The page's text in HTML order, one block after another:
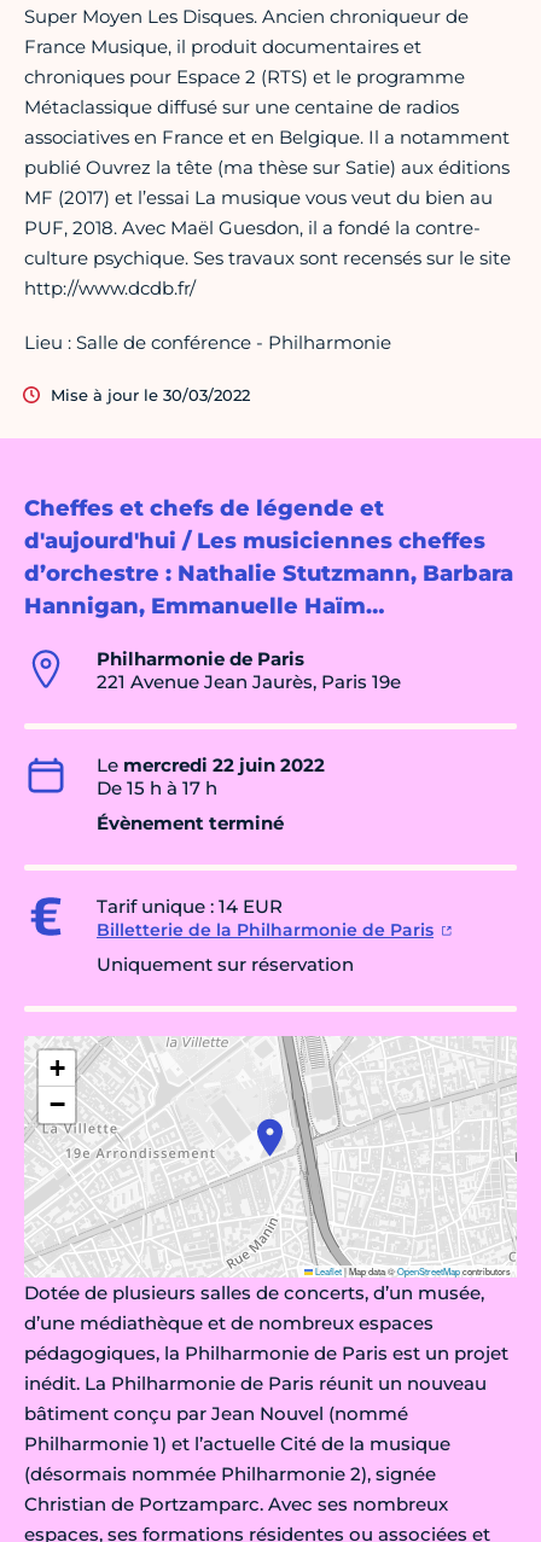
Cheffes et chefs de légende et
d'aujourd'hui / Les musiciennes cheffes
d’orchestre : Nathalie Stutzmann, Barbara
Hannigan, Emmanuelle Haïm…
Philharmonie de Paris
221 Avenue Jean Jaurès, Paris 19e
Le mercredi 22 juin 2022
De 15 h à 17 h
Évènement terminé
Tarif unique : 14 EUR
Billetterie de la Philharmonie de Paris
Uniquement sur réservation
+
−
Leaflet|Map data ©OpenStreetMapcontributors
Dotée de plusieurs salles de concerts, d’un musée,
d’une médiathèque et de nombreux espaces
pédagogiques, la Philharmonie de Paris est un projet
inédit. La Philharmonie de Paris réunit un nouveau
bâtiment conçu par Jean Nouvel (nommé
Philharmonie 1) et l’actuelle Cité de la musique
(désormais nommée Philharmonie 2), signée
Christian de Portzamparc. Avec ses nombreux
espaces, ses formations résidentes ou associées et
Super Moyen Les Disques. Ancien chroniqueur de
France Musique, il produit documentaires et
chroniques pour Espace 2 (RTS) et le programme
Métaclassique diffusé sur une centaine de radios
associatives en France et en Belgique. Il a notamment
publié Ouvrez la tête (ma thèse sur Satie) aux éditions
MF (2017) et l’essai La musique vous veut du bien au
PUF, 2018. Avec Maël Guesdon, il a fondé la contre-
culture psychique. Ses travaux sont recensés sur le site
http://www.dcdb.fr/
Lieu : Salle de conférence - Philharmonie
Mise à jour le 30/03/2022